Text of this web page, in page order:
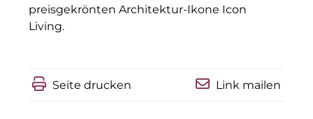
Downloads
preisgekrönten Architektur-Ikone Icon
Living.
Seite drucken Link mailen